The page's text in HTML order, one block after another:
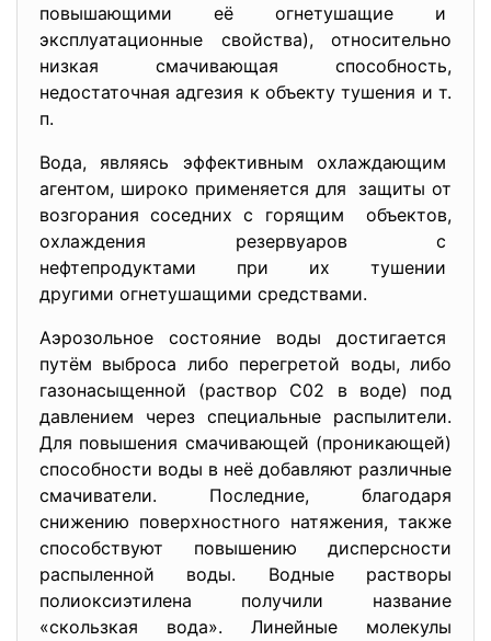
повышающими её огнетушащие и
эксплуатационные свойства), относительно
низкая смачивающая способность,
недостаточная адгезия к объекту тушения и т.
п.
Вода, являясь эффективным охлаждающим
агентом, широко применяется для защиты от
возгорания соседних с горящим объектов,
охлаждения резервуаров с
нефтепродуктами при их тушении
другими огнетушащими средствами.
Аэрозольное состояние воды достигается
путём выброса либо перегретой воды, либо
газонасыщенной (раствор С02 в воде) под
давлением через специальные распылители.
Для повышения смачивающей (проникающей)
способности воды в неё добавляют различные
смачиватели. Последние, благодаря
снижению поверхностного натяжения, также
способствуют повышению дисперсности
распыленной воды. Водные растворы
полиоксиэтилена получили название
«скользкая вода». Линейные молекулы